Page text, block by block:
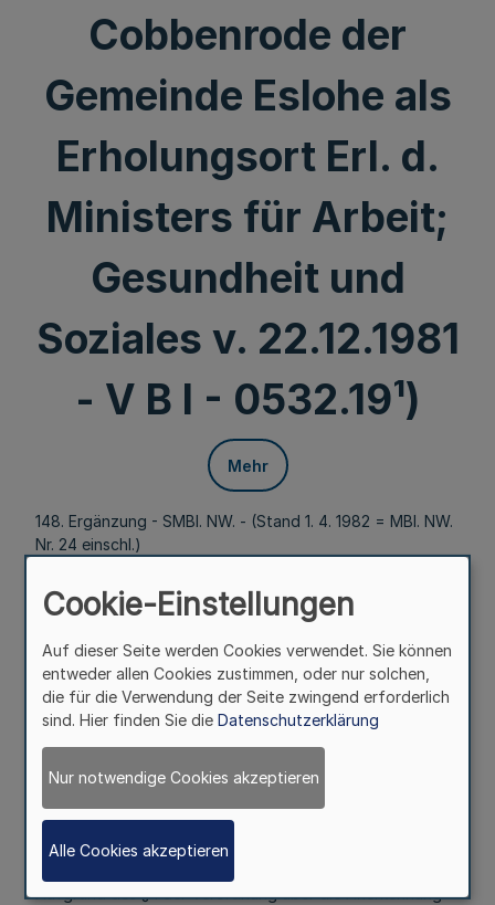
Cobbenrode der
Gemeinde Eslohe als
Erholungsort Erl. d.
Ministers für Arbeit;
Gesundheit und
Soziales v. 22.12.1981
- V B l - 0532.19¹)
Mehr
148. Ergänzung - SMBl. NW. - (Stand 1. 4. 1982 = MBl. NW.
Nr. 24 einschl.)
Anerkennung
der Gemeinde Eslohe als Erholungsort
Erl. d. Ministers für Arbeit; Gesundheit und Soziales
v. 22.12.1981 - V B l - 0532.19¹)
Aufgrund des § l der Verordnung über die Anerkennung
Cookie-Einstellungen
Auf dieser Seite werden Cookies verwendet. Sie können
entweder allen Cookies zustimmen, oder nur solchen,
die für die Verwendung der Seite zwingend erforderlich
sind. Hier finden Sie die Datenschutzerklärung
Nur notwendige Cookies akzeptieren
Alle Cookies akzeptieren